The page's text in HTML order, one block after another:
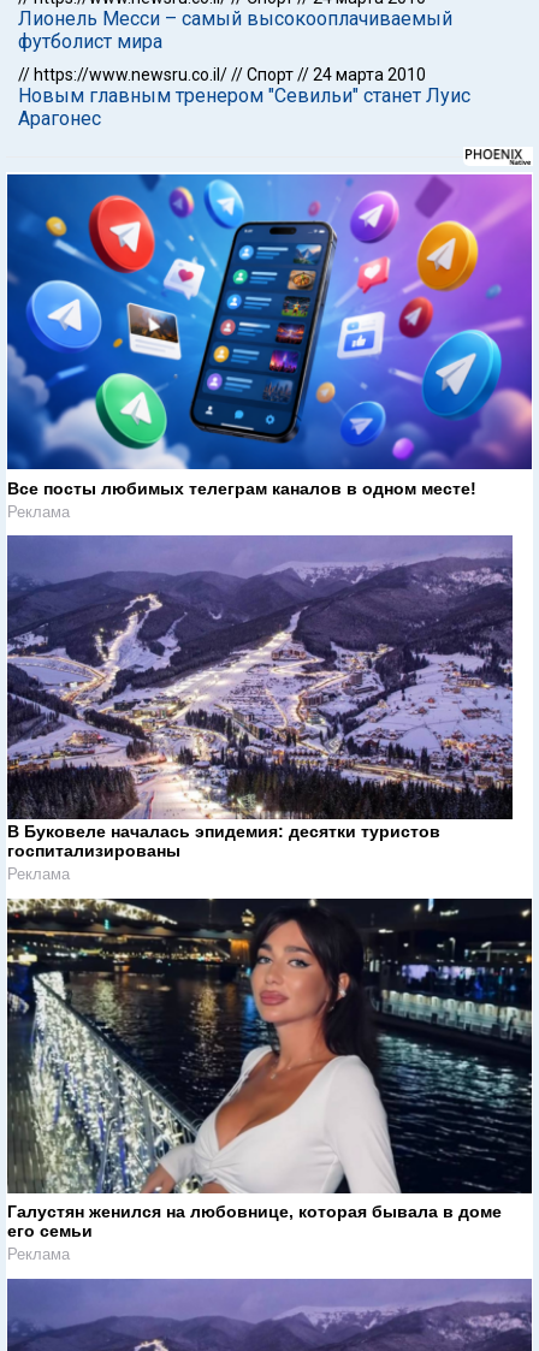
Лионель Месси – самый высокооплачиваемый
футболист мира
// https://www.newsru.co.il///Спорт//24 марта 2010
Новым главным тренером "Севильи" станет Луис
Арагонес
Все посты любимых телеграм каналов в одном месте!
Реклама
В Буковеле началась эпидемия: десятки туристов
госпитализированы
Реклама
Галустян женился на любовнице, которая бывала в доме
его семьи
Реклама